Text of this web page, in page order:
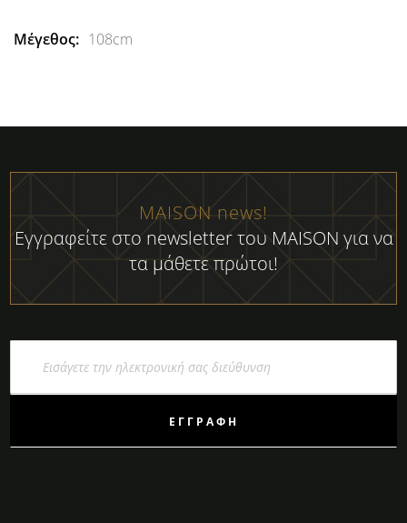
108cm
MAISON news!
Εγγραφείτε στο newsletter του MAISON για να
τα μάθετε πρώτοι!
ΕΓΓΡΑΦΉ